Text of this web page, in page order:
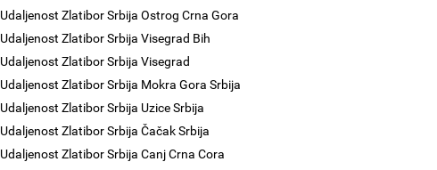
Udaljenost Zlatibor Srbija Ostrog Crna Gora
Udaljenost Zlatibor Srbija Visegrad Bih
Udaljenost Zlatibor Srbija Visegrad
Udaljenost Zlatibor Srbija Mokra Gora Srbija
Udaljenost Zlatibor Srbija Uzice Srbija
Udaljenost Zlatibor Srbija Čačak Srbija
Udaljenost Zlatibor Srbija Canj Crna Cora